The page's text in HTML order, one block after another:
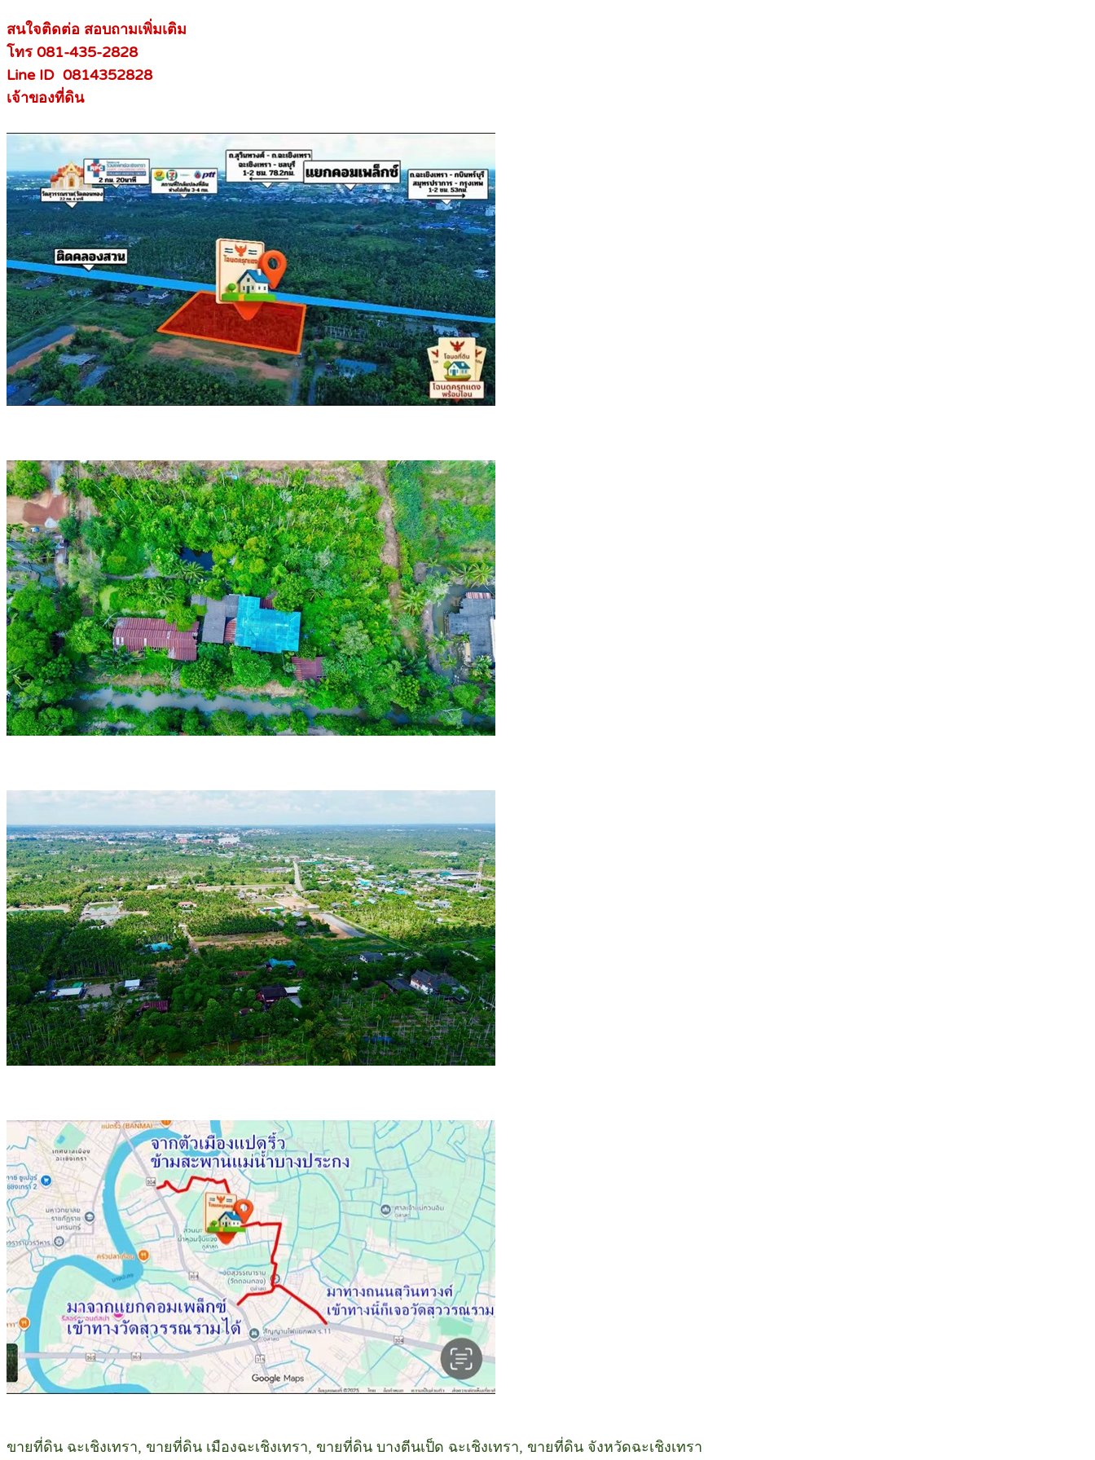
สนใจติดต่อ สอบถามเพิ่มเติม
โทร 081-435-2828
Line ID 0814352828
เจ้าของที่ดิน
ขายที่ดิน ฉะเชิงเทรา, ขายที่ดิน เมืองฉะเชิงเทรา, ขายที่ดิน บางตีนเป็ด ฉะเชิงเทรา, ขายที่ดิน จังหวัดฉะเชิงเทรา